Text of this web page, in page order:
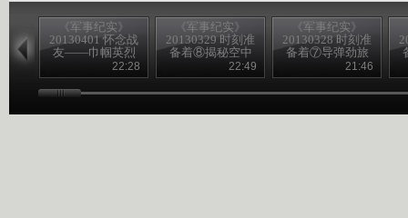
《军事纪实》
20130401 怀念战
友——巾帼英烈
祭①千古女侠
——秋瑾
22:28
《军事纪实》
20130329 时刻准
备着⑧揭秘空中
22:49
《军事纪实》
20130328 时刻准
备着⑦导弹劲旅
21:46